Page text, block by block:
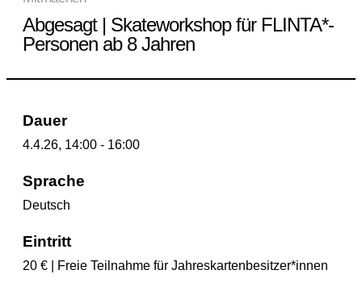
Abgesagt | Skateworkshop für FLINTA*-
Personen ab 8 Jahren
Dauer
4.4.26, 14:00 - 16:00
Sprache
Deutsch
Eintritt
20 € | Freie Teilnahme für Jahreskartenbesitzer*innen